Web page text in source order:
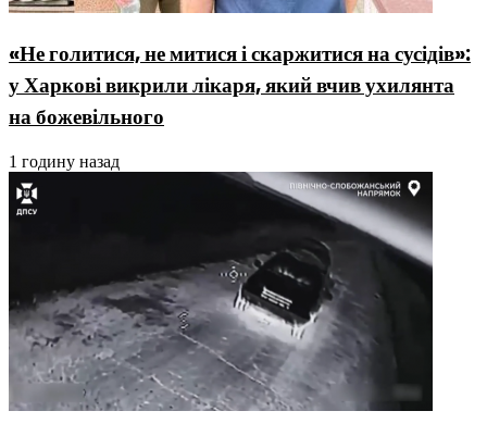
«Не голитися, не митися і скаржитися на сусідів»:
у Харкові викрили лікаря, який вчив ухилянта
на божевільного
1 годину назад